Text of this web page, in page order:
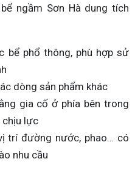
ngầm Sơn Hà dung tích
bể phổ thông, phù hợp sử
dòng sản phẩm khác
gia cố ở phía bên trong
chịu lực
trí đường nước, phao… có
nhu cầu